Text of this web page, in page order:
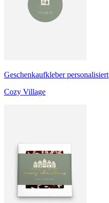
Geschenkaufkleber personalisiert
Cozy Village